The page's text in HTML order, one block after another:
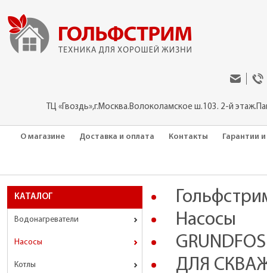
ТЦ «Гвоздь»,г.Москва.Волоколамское ш.103. 2-й
О магазине Доставка и оплата Контакты Гарантии
КАТАЛОГ
Водонагреватели
Насосы
Котлы
Насосы
GRUNDFOS
ДЛЯ